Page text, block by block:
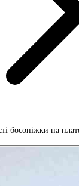
босоніжки на